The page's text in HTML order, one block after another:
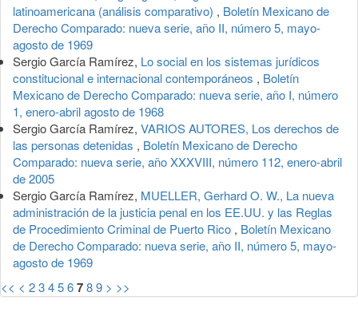
latinoamericana (análisis comparativo) , Boletín Mexicano de
Derecho Comparado: nueva serie, año II, número 5, mayo-
agosto de 1969
Sergio García Ramírez, Lo social en los sistemas jurídicos
constitucional e internacional contemporáneos , Boletín
Mexicano de Derecho Comparado: nueva serie, año I, número
1, enero-abril agosto de 1968
Sergio García Ramírez, VARIOS AUTORES, Los derechos de
las personas detenidas , Boletín Mexicano de Derecho
Comparado: nueva serie, año XXXVIII, número 112, enero-abril
de 2005
Sergio García Ramírez, MUELLER, Gerhard O. W., La nueva
administración de la justicia penal en los EE.UU. y las Reglas
de Procedimiento Criminal de Puerto Rico , Boletín Mexicano
de Derecho Comparado: nueva serie, año II, número 5, mayo-
agosto de 1969
<< < 23456789 > >>